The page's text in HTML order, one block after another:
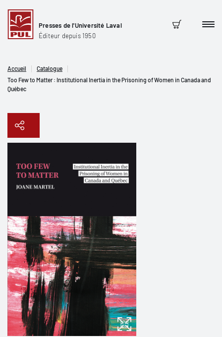
Presses de l'Université Laval
Éditeur depuis 1950
Panier
Accueil
Catalogue
Too Few to Matter : Institutional Inertia in the Prisoning of Women in Canada and
Québec